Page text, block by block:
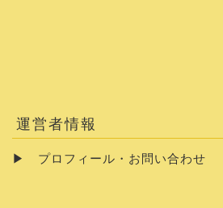
運営者情報
▶ プロフィール・お問い合わせ